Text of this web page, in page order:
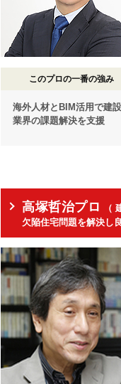
このプロの一番の強み
海外人材とBIM活用で建設
業界の課題解決を支援
高塚哲治プロ
（
欠陥住宅問題を解決し